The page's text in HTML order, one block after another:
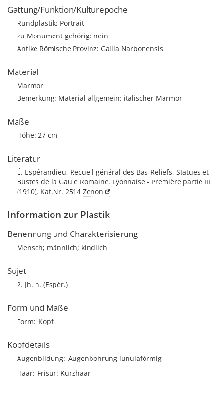
Gattung/Funktion/Kulturepoche
Rundplastik; Portrait
zu Monument gehörig: nein
Antike Römische Provinz: Gallia Narbonensis
Material
Marmor
Bemerkung: Material allgemein: italischer Marmor
Maße
Höhe: 27 cm
Literatur
É. Espérandieu, Recueil général des Bas-Reliefs, Statues et
Bustes de la Gaule Romaine. Lyonnaise - Première partie III
(1910), Kat.Nr. 2514 Zenon
Information zur Plastik
Benennung und Charakterisierung
Mensch; männlich; kindlich
Sujet
2. Jh. n. (Espér.)
Form und Maße
Form Kopf
Kopfdetails
Augenbildung Augenbohrung lunulaförmig
Haar Frisur Kurzhaar